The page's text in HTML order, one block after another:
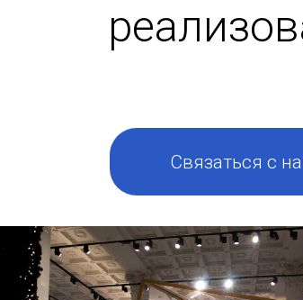
Связаться с